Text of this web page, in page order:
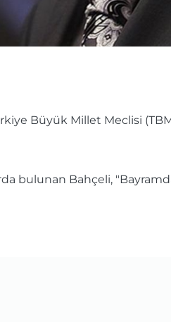
Büyük Millet Meclisi
bulunan Bahçeli,